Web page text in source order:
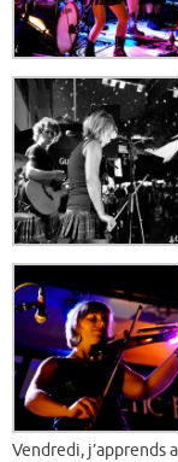
Vendredi, j’apprends